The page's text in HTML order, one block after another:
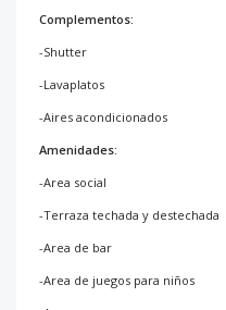
Complementos:
-Shutter
-Lavaplatos
-Aires acondicionados
Amenidades:
-Area social
-Terraza techada y destechada
-Area de bar
-Area de juegos para niños